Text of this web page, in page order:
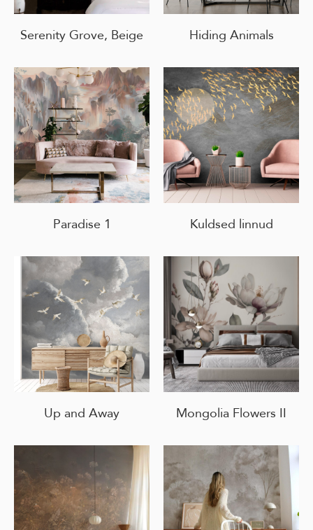
Serenity Grove, Beige Hiding Animals
Paradise 1 Kuldsed linnud
Up and Away Mongolia Flowers II